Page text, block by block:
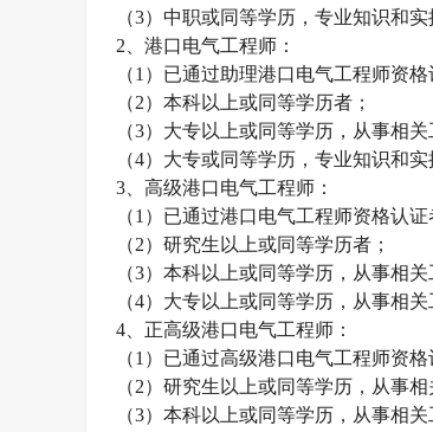
（3）中职或同等学历，专业知识和实
2 、港口电气工程师：
（1 ）已通过助理港口电气工程师资格
（2）本科以上或同等学历者；
（3）大专以上或同等学历，从事相关
（4）大专或同等学历，专业知识和实
3 、高级港口电气工程师：
（1 ）已通过港口电气工程师资格认证
（2）研究生以上或同等学历者；
（3）本科以上或同等学历，从事相关
（4）大专以上或同等学历，从事相关
4 、正高级港口电气工程师：
（1 ）已通过高级港口电气工程师资格
（2）研究生以上或同等学历，从事相
（3）本科以上或同等学历，从事相关